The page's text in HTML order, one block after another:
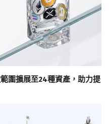
圍擴展至24種資產，助力提